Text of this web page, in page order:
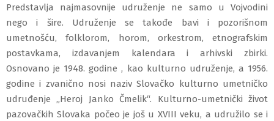
Predstavlja najmasovnije udruženje ne samo u Vojvodini
nego i šire. Udruženje se takođe bavi i pozorišnom
umetnošću, folklorom, horom, orkestrom, etnografskim
postavkama, izdavanjem kalendara i arhivski zbirki.
Osnovano je 1948. godine , kao kulturno udruženje, a 1956.
godine i zvanično nosi naziv Slovačko kulturno umetničko
udruđenje „Heroj Janko Čmelik“. Kulturno-umetnički život
pazovačkih Slovaka počeo je još u XVIII veku, a udružilo se i